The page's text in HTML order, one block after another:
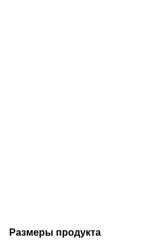
Размеры продукта